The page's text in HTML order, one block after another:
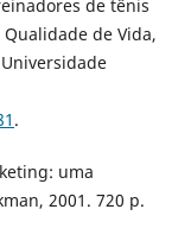
de tênis
de Vida,
.
uma
2001. 720 p.